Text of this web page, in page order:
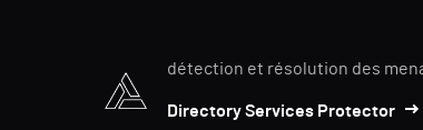
détection et résolution des
Directory Services Protector